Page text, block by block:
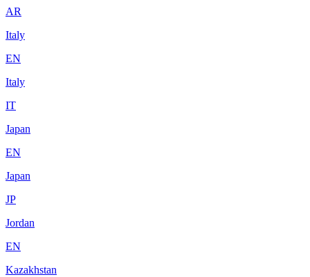
AR
Italy
EN
Italy
IT
Japan
EN
Japan
JP
Jordan
EN
Kazakhstan